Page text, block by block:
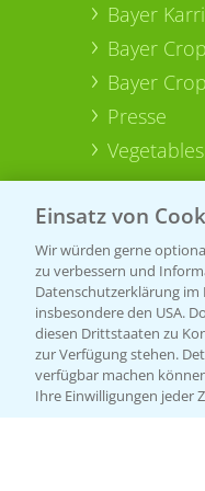
Bayer
Bayer
Bayer
Presse
Einsatz von
Wir würden gerne
zu verbessern und
Datenschutzerklärung
insbesondere den USA.
diesen Drittstaaten zu
zur Verfügung stehen.
verfügbar machen
Ihre Einwilligungen jeder